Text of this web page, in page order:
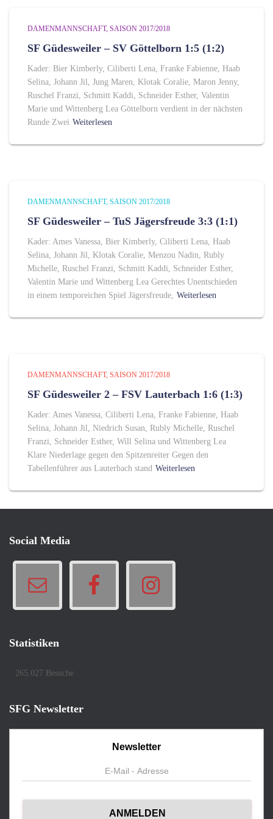
DAMENMANNSCHAFT SAISON 2017/2018
SF Güdesweiler – SV Göttelborn 1:5 (1:2)
Kader: Bier Kimberly, Ciliberti Lena, Franke Fabienne, Haab
Selina, Johann Jil, Jung Maren, Klotak Coralie, Maron Jenny,
Ruschel Franzi, Schmitt Kaddi, Schneider Esther, Valentin
Marie und Wittenberg Lea Göttelborn verdient in der nächsten
Runde Zwei Weiterlesen
DAMENMANNSCHAFT SAISON 2017/2018
SF Güdesweiler – TuS Jägersfreude 3:3 (1:1)
Kader: Ames Vanessa, Bier Kimberly, Ciliberti Lena, Haab
Selina, Johann Jil, Klotak Coralie, Menzou Nadin, Rubly
Michelle, Ruschel Franzi, Schmitt Kaddi, Schneider Esther,
Valentin Marie und Wittenberg Lea Gerechtes Unentschieden
in einem temporeichen Spiel Jägersfreude, Weiterlesen
DAMENMANNSCHAFT SAISON 2017/2018
SF Güdesweiler 2 – FSV Lauterbach 1:6 (1:3)
Kader: Ames Vanessa, Ciliberti Lena, Franke Fabienne, Haab
Selina, Johann Jil, Niedrich Susan, Rubly Michelle, Ruschel
Franzi, Schneider Esther, Will Selina und Wittenberg Lea
Klare Niederlage gegen den Spitzenreiter Gegen den
Tabellenführer aus Lauterbach stand Weiterlesen
Social Media
Statistiken
265.027 Besuche
SFG Newsletter
Newsletter